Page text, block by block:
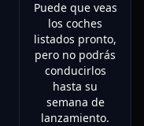
Puede que veas
los coches
listados pronto,
pero no podrás
conducirlos
hasta su
semana de
lanzamiento.